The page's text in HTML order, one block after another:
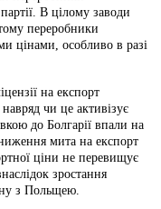
В цілому заводи
переробники
цінами, особливо в разі
на експорт
чи це активізує
до Болгарії впали на
мита на експорт
ціни не перевищує
зростання
з Польщею.